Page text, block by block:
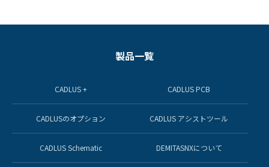
製品一覧
CADLUS + CADLUS PCB
CADLUSのオプション CADLUS アシストツール
CADLUS Schematic DEMITASNXについて